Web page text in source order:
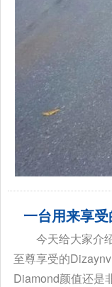
一台用来享
今天给大家介
至尊享受的
Diamond颜值还是